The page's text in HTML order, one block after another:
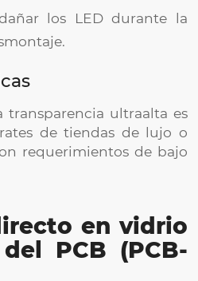
los LED durante la
transparencia ultraalta es
de tiendas de lujo o
requerimientos de bajo
en vidrio
PCB (PCB-